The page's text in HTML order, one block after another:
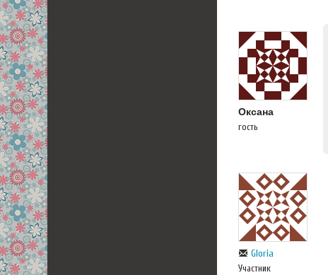
Оксана
гость
Gloria
Участник